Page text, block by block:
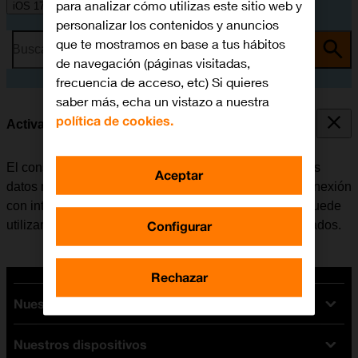
iOS 17
Busca por problema o tema
Activar o desactivar los datos móviles
El consumo de datos se puede limitar, desactivando los
datos móviles. Haciendo esto el móvil no establece conexión
con internet a través de la red móvil. No obstante, se puede
utilizar Wi-Fi aunque los datos móviles estén desactivados.
Nuestras tarifas
Tarifas Orange
Nuestros dispositivos
para analizar cómo utilizas este sitio web y
personalizar los contenidos y anuncios
que te mostramos en base a tus hábitos
de navegación (páginas visitadas,
frecuencia de acceso, etc) Si quieres
saber más, echa un vistazo a nuestra
política de cookies.
Configurar
Rechazar
Aceptar